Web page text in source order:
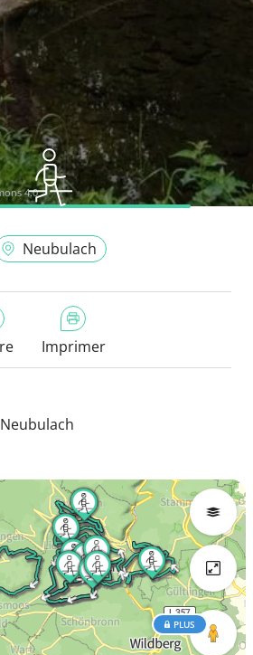
4.0
Neubulach
Imprimer
PLUS